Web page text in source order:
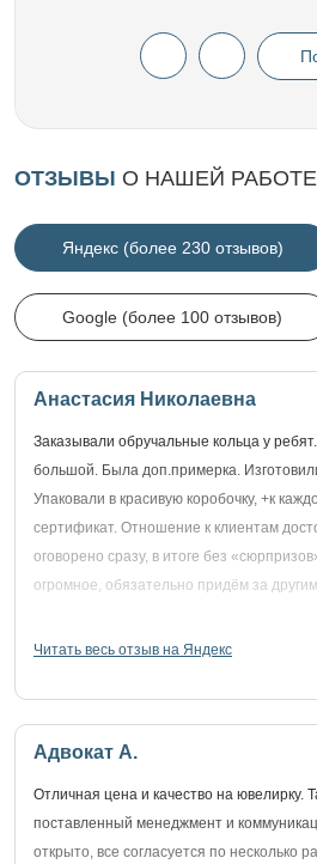
ОТЗЫВЫ О НАШЕЙ РАБОТЕ
Яндекс (более 230 отзывов)
Google (более 100 отзывов)
Анастасия Николаевна
Заказывали обручальные кольца у
большой. Была доп.примерка.
Упаковали в красивую коробочку, +к
сертификат. Отношение к клиентам
оговорено сразу, в итоге без
огромное, обязательно придём за
Читать весь отзыв на Яндекс
Адвокат А.
Отличная цена и качество на ювелирку.
поставленный менеджмент и
открыто, все согласуется по несколько